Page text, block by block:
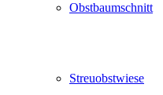
Obstbaumschnitt
Streuobstwiese